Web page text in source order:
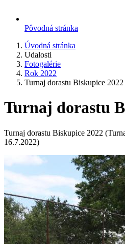
Pôvodná stránka
Úvodná stránka
Udalosti
Fotogalérie
Rok 2022
Turnaj dorastu Biskupice 2022
Turnaj dorastu
Turnaj dorastu Biskupice 2022
16.7.2022)